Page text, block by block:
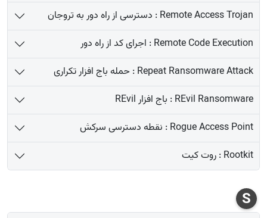
Remote Access Trojan : دسترسی از راه دور به تروجان
Remote Code Execution : اجرای کد از راه دور
Repeat Ransomware Attack : حمله باج افزار تکراری
REvil Ransomware : باج افزار REvil
Rogue Access Point : نقطه دسترسی سرکش
Rootkit : روت کیت
S